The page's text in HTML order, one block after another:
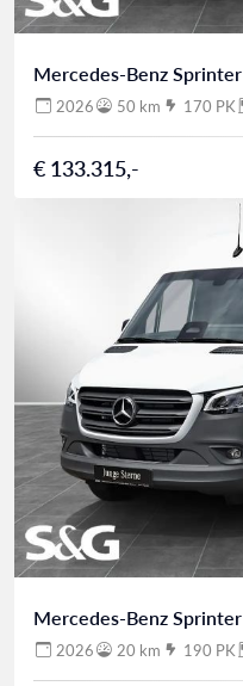
Mercedes-Benz Sprinter
2026 50 km 170 PK
€ 133.315,-
Mercedes-Benz Sprinter
2026 20 km 190 PK